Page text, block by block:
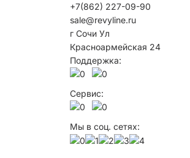
+7(862) 227-09-90
sale@revyline.ru
г Сочи Ул
Красноармейская 24
Поддержка:
Сервис:
Мы в соц. сетях: